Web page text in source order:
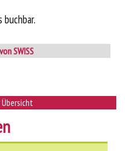
SWISS